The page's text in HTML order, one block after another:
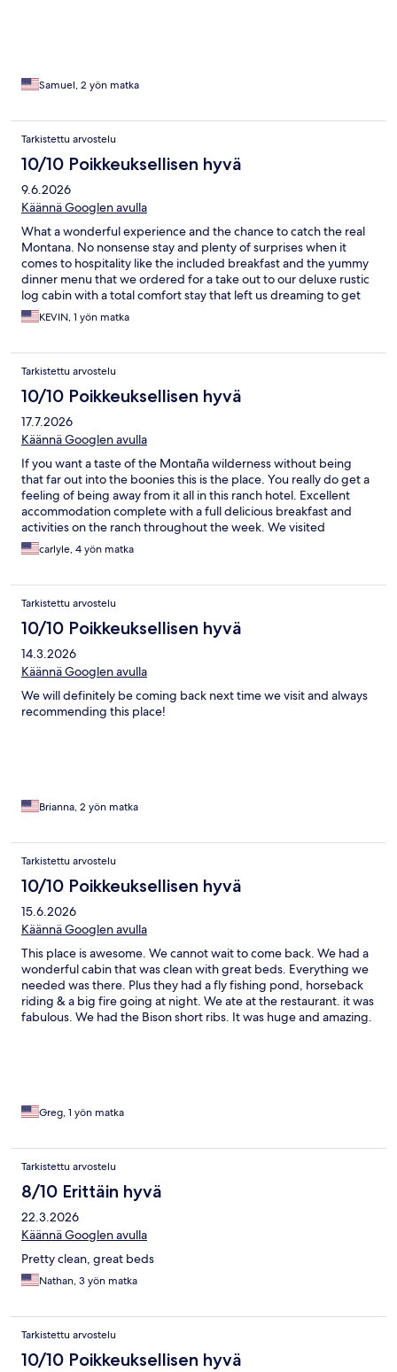
Samuel, 2 yön matka
Tarkistettu arvostelu
10/10 Poikkeuksellisen hyvä
9.6.2026
Käännä Googlen avulla
What a wonderful experience and the chance to catch the real
Montana. No nonsense stay and plenty of surprises when it
comes to hospitality like the included breakfast and the yummy
dinner menu that we ordered for a take out to our deluxe rustic
log cabin with a total comfort stay that left us dreaming to get
back soon to explore the several adventures offered.
KEVIN, 1 yön matka
Tarkistettu arvostelu
10/10 Poikkeuksellisen hyvä
17.7.2026
Käännä Googlen avulla
If you want a taste of the Montaña wilderness without being
that far out into the boonies this is the place. You really do get a
feeling of being away from it all in this ranch hotel. Excellent
accommodation complete with a full delicious breakfast and
activities on the ranch throughout the week. We visited
Yellowstone daily and the commute was not to bad about 35
minutes and it takes you through the beautiful Gallatin National
might catch a photo of Grizzly, we did. The wonderful weather
has to be mentioned as the morning temps were in the 30's and
40's and the daily temp never got above 75, All in all highly
recommended
carlyle, 4 yön matka
Tarkistettu arvostelu
10/10 Poikkeuksellisen hyvä
14.3.2026
Käännä Googlen avulla
We will definitely be coming back next time we visit and always
recommending this place!
Brianna, 2 yön matka
Tarkistettu arvostelu
10/10 Poikkeuksellisen hyvä
15.6.2026
Käännä Googlen avulla
This place is awesome. We cannot wait to come back. We had a
wonderful cabin that was clean with great beds. Everything we
needed was there. Plus they had a fly fishing pond, horseback
riding & a big fire going at night. We ate at the restaurant. it was
fabulous. We had the Bison short ribs. It was huge and amazing.
Greg, 1 yön matka
Tarkistettu arvostelu
8/10 Erittäin hyvä
22.3.2026
Käännä Googlen avulla
Pretty clean, great beds
Nathan, 3 yön matka
Tarkistettu arvostelu
10/10 Poikkeuksellisen hyvä